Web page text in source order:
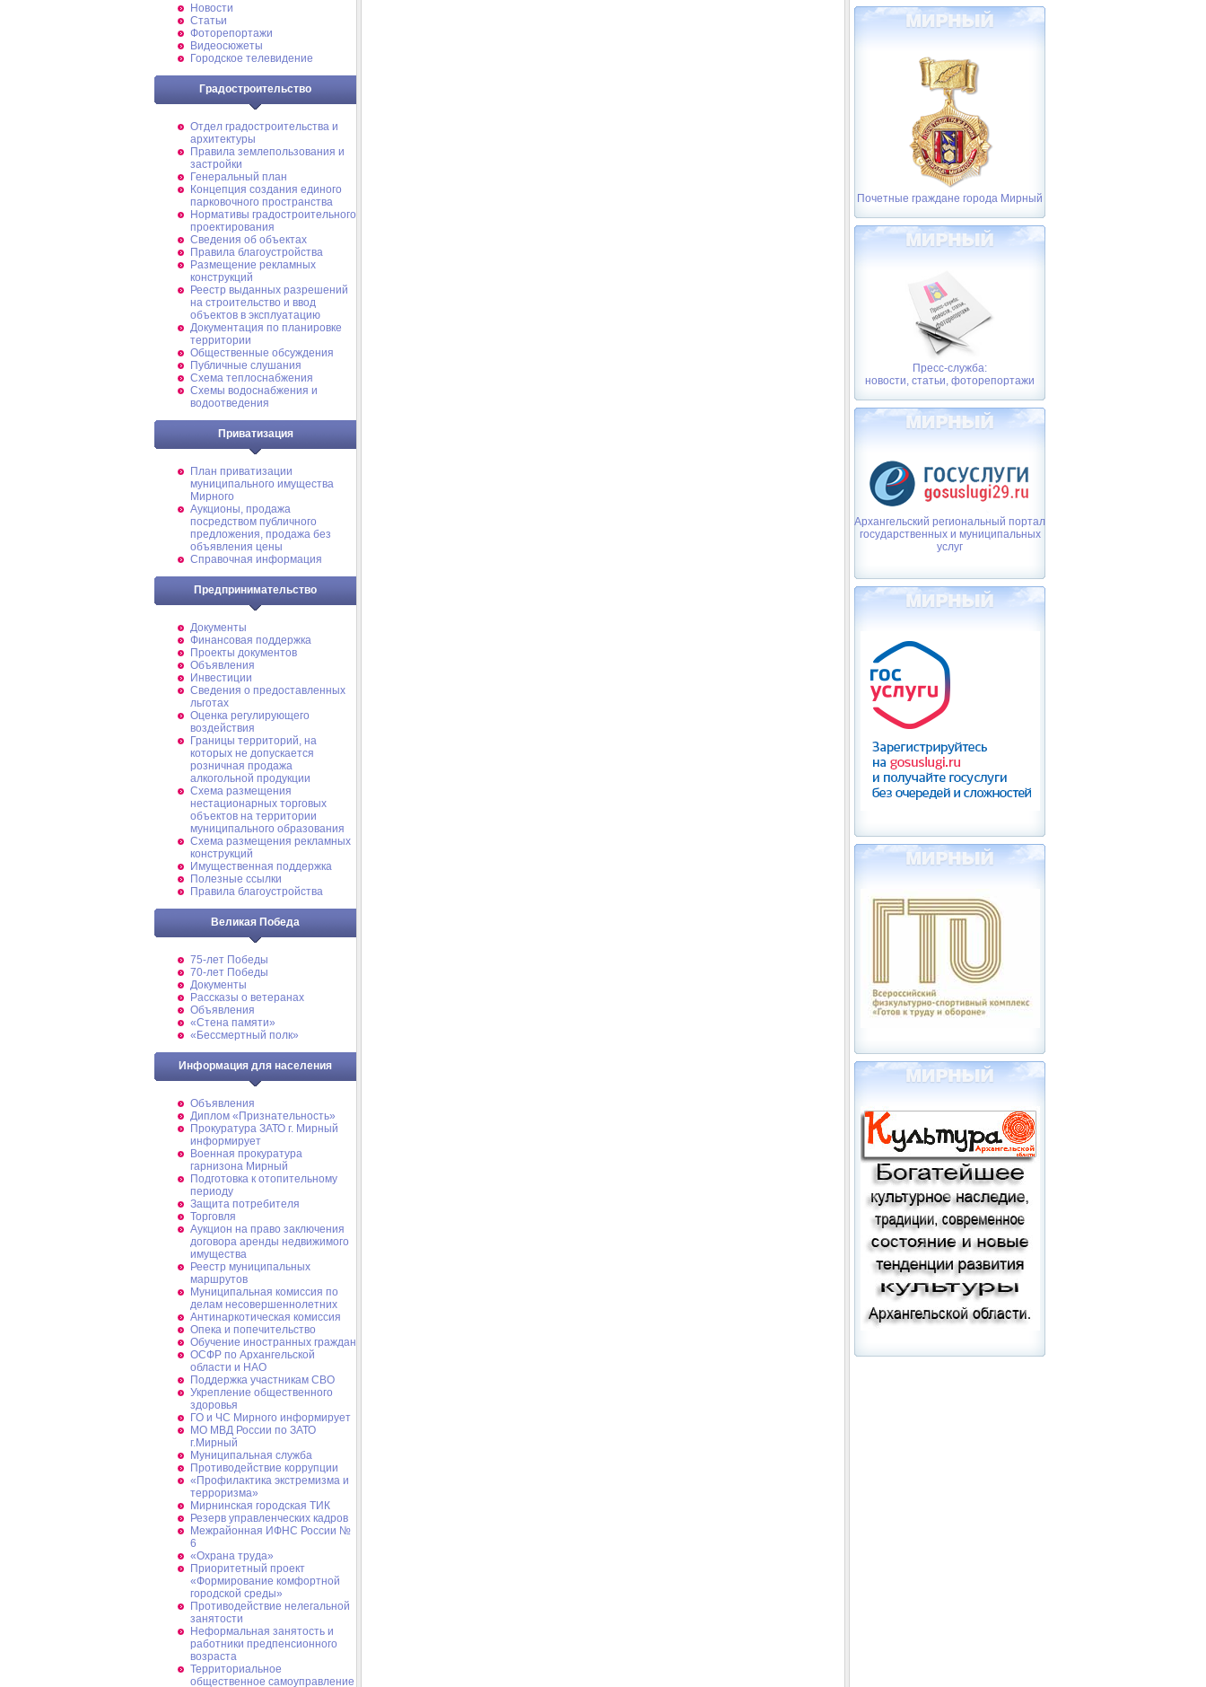
Новости
Статьи
Фоторепортажи
Видеосюжеты
Городское телевидение
Градостроительство
Отдел градостроительства и
архитектуры
Правила землепользования и
застройки
Генеральный план
Концепция создания единого
парковочного пространства
Нормативы градостроительного
проектирования
Сведения об объектах
Правила благоустройства
Размещение рекламных
конструкций
Реестр выданных разрешений
на строительство и ввод
объектов в эксплуатацию
Документация по планировке
территории
Общественные обсуждения
Публичные слушания
Схема теплоснабжения
Схемы водоснабжения и
водоотведения
Приватизация
План приватизации
муниципального имущества
Мирного
Аукционы, продажа
посредством публичного
предложения, продажа без
объявления цены
Справочная информация
Предпринимательство
Документы
Финансовая поддержка
Проекты документов
Объявления
Инвестиции
Сведения о предоставленных
льготах
Оценка регулирующего
воздействия
Границы территорий, на
которых не допускается
розничная продажа
алкогольной продукции
Схема размещения
нестационарных торговых
объектов на территории
муниципального образования
Схема размещения рекламных
конструкций
Имущественная поддержка
Полезные ссылки
Правила благоустройства
Великая Победа
75-лет Победы
70-лет Победы
Документы
Рассказы о ветеранах
Объявления
«Стена памяти»
«Бессмертный полк»
Информация для населения
Объявления
Диплом «Признательность»
Прокуратура ЗАТО г. Мирный
информирует
Военная прокуратура
гарнизона Мирный
Подготовка к отопительному
периоду
Защита потребителя
Торговля
Аукцион на право заключения
договора аренды недвижимого
имущества
Реестр муниципальных
маршрутов
Муниципальная комиссия по
делам несовершеннолетних
Антинаркотическая комиссия
Опека и попечительство
Обучение иностранных граждан
ОСФР по Архангельской
области и НАО
Поддержка участникам СВО
Укрепление общественного
здоровья
ГО и ЧС Мирного информирует
МО МВД России по ЗАТО
г.Мирный
Муниципальная cлужба
Противодействие коррупции
«Профилактика экстремизма и
терроризма»
Мирнинская городская ТИК
Резерв управленческих кадров
Межрайонная ИФНС России №
6
«Охрана труда»
Приоритетный проект
«Формирование комфортной
городской среды»
Противодействие нелегальной
занятости
Неформальная занятость и
работники предпенсионного
возраста
Территориальное
общественное самоуправление
Почетные граждане города Мирный
Пресс-служба:
новости, статьи, фоторепортажи
Архангельский региональный портал
государственных и муниципальных
услуг